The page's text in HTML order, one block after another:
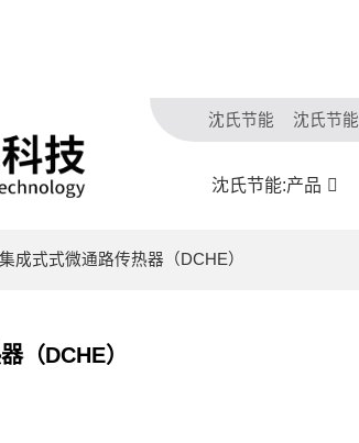
沈氏节能 沈氏节能
沈氏节能:产品
成式式微通路传热器（DCHE）
（DCHE）